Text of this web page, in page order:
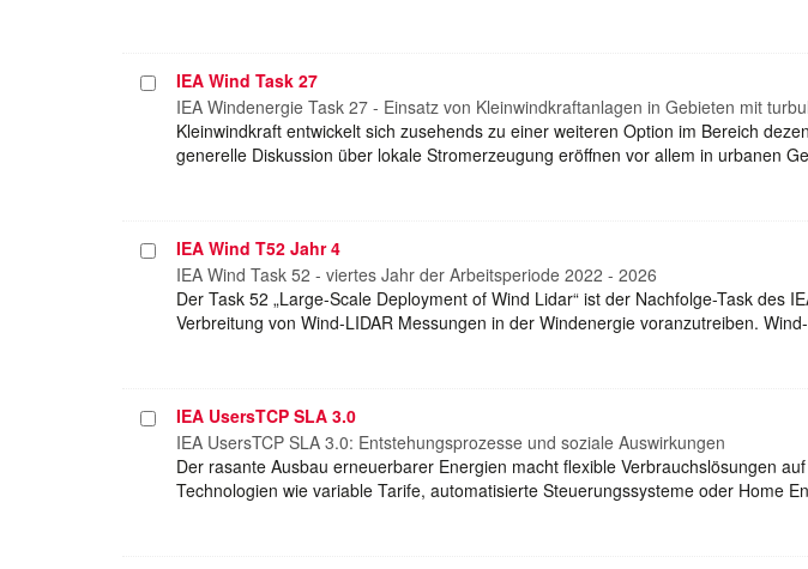
Projekt
auswählen
IEA Wind Task 27
IEA Windenergie Task 27 - Einsatz von Kleinwindkraftanlagen in Gebieten mit
Kleinwindkraft entwickelt sich zusehends zu einer weiteren Option im Bereich
generelle Diskussion über lokale Stromerzeugung eröffnen vor allem in urbanen
Projekt
auswählen
IEA Wind T52 Jahr 4
IEA Wind Task 52 - viertes Jahr der Arbeitsperiode 2022 - 2026
Der Task 52 „Large-Scale Deployment of Wind Lidar“ ist der Nachfolge-Task des
Verbreitung von Wind-LIDAR Messungen in der Windenergie voranzutreiben.
Projekt
auswählen
IEA UsersTCP SLA 3.0
IEA UsersTCP SLA 3.0: Entstehungsprozesse und soziale Auswirkungen
Der rasante Ausbau erneuerbarer Energien macht flexible Verbrauchslösungen
Technologien wie variable Tarife, automatisierte Steuerungssysteme oder Home